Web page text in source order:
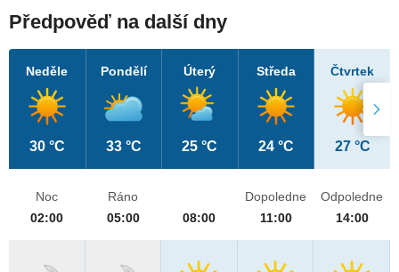
Předpověď na další dny
Neděle
30 °C
Pondělí
33 °C
Úterý
25 °C
Středa
24 °C
Čtvrtek
27 °C
Noc
02:00
Ráno
05:00
08:00
Dopoledne
11:00
Odpoledne
14:00